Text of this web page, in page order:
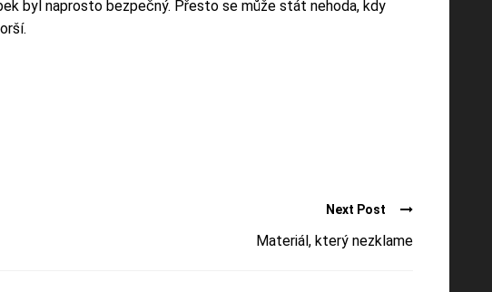
byl naprosto bezpečný. Přesto se může stát nehoda, kdy
Next Post
Materiál, který nezklame